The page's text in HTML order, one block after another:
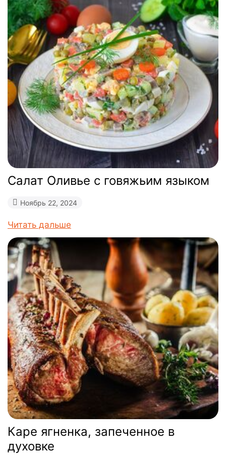
Салат Оливье с говяжьим языком
Ноябрь 22, 2024
Читать дальше
Каре ягненка, запеченное в
духовке